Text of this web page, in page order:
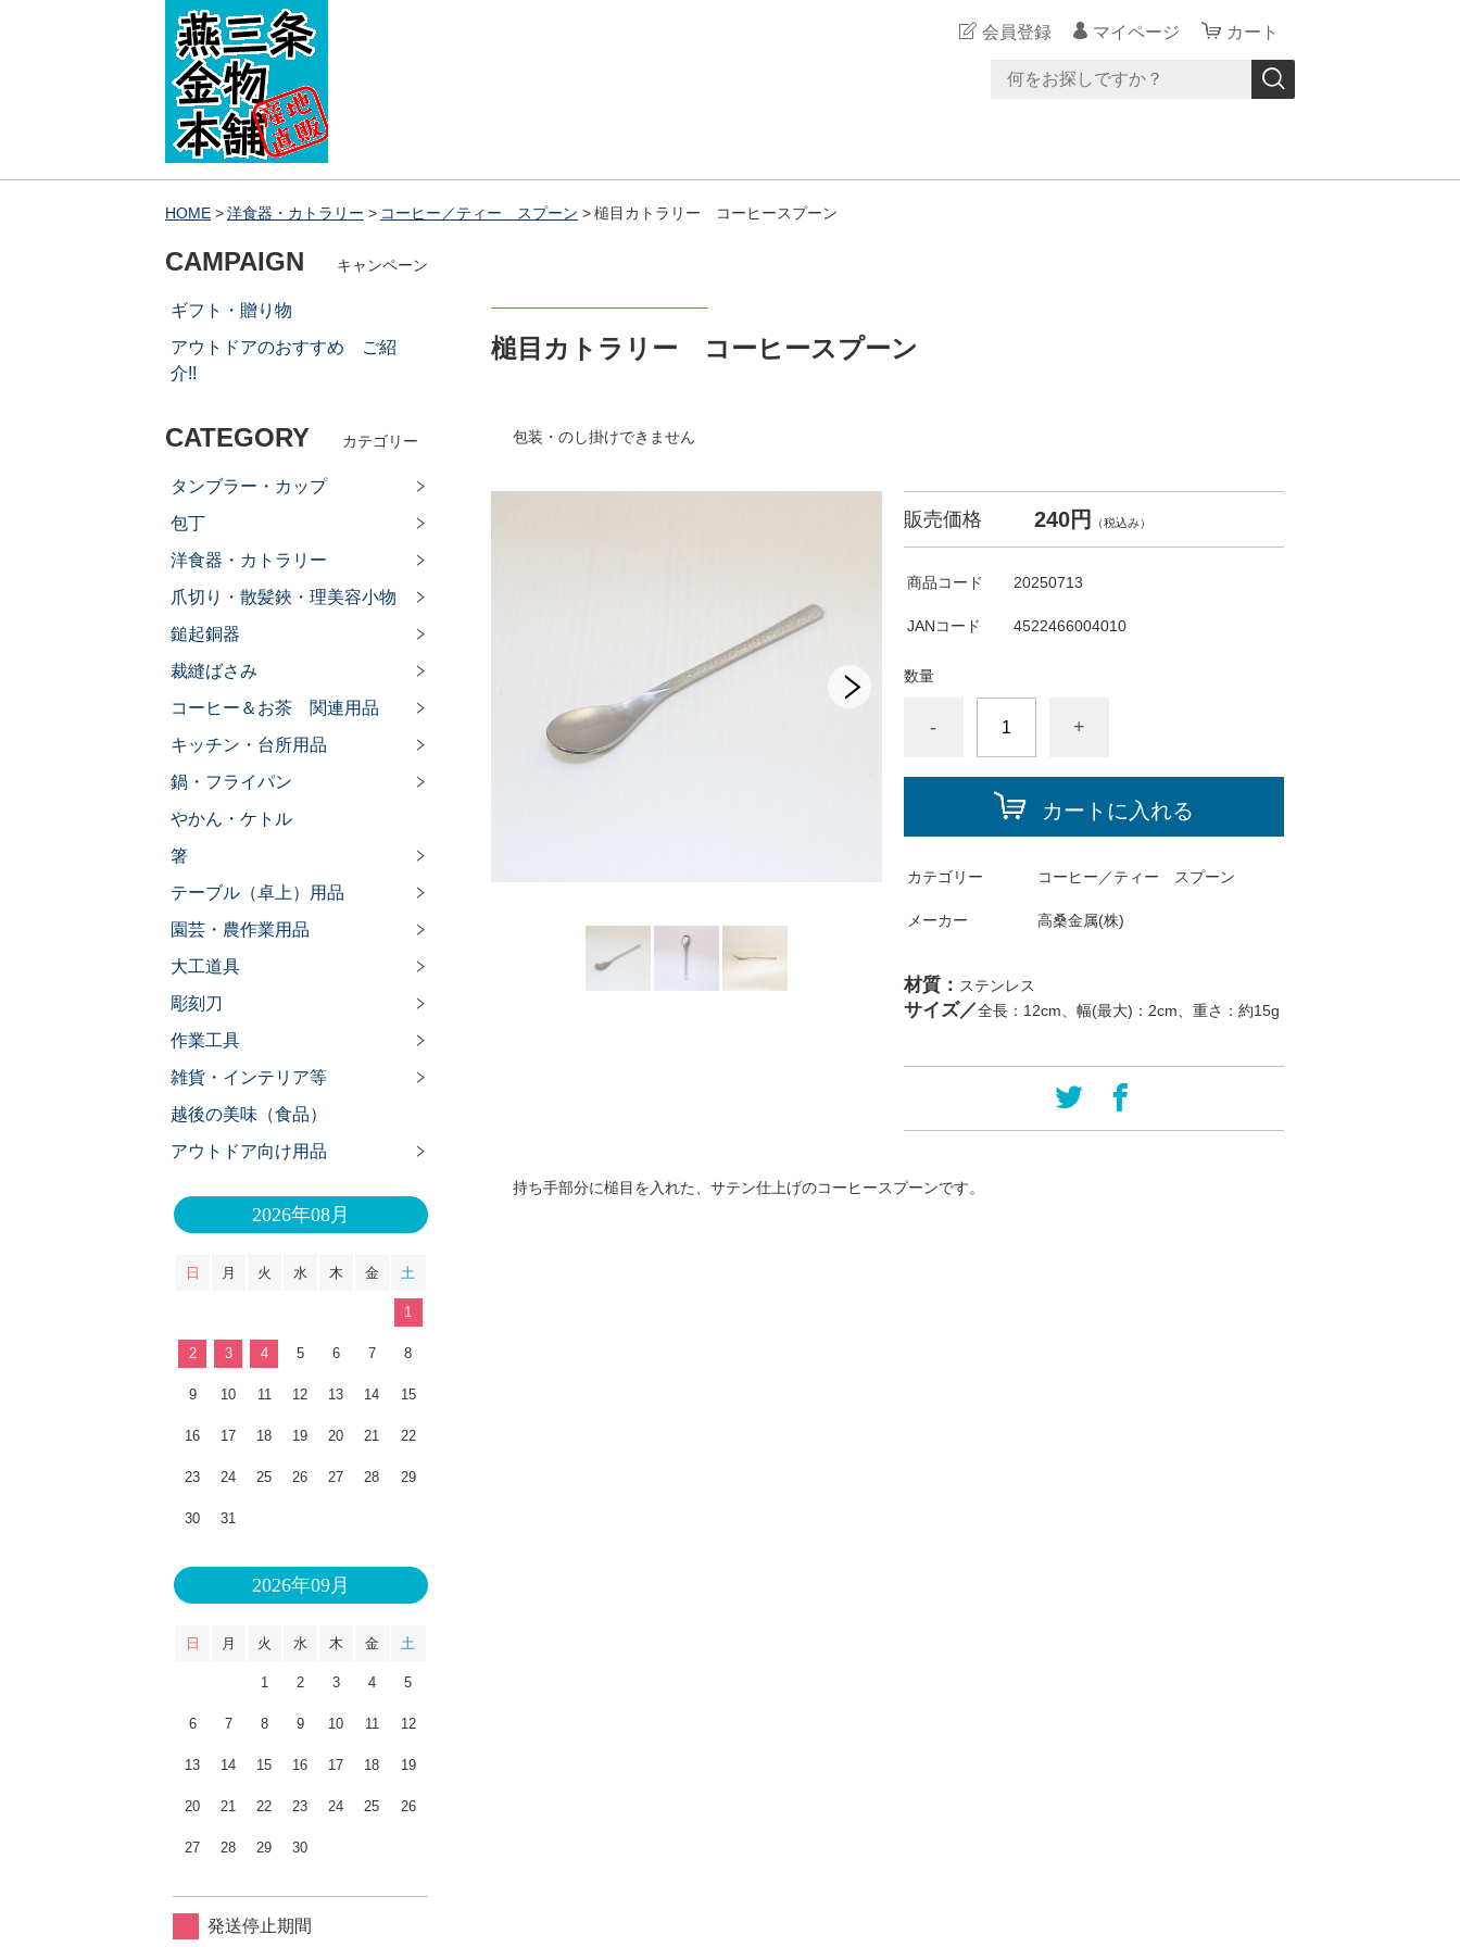
会員登録 マイページ カート
HOME 洋食器・カトラリー コーヒー／ティー スプーン 槌目カトラリー コーヒースプーン
槌目カトラリー コーヒースプーン
包装・のし掛けできません
販売価格 240円 （税込み）
商品コード 20250713
JANコード 4522466004010
数量
- +
カートに入れる
カテゴリー コーヒー／ティー スプーン
メーカー 高桑金属(株)
材質： ステンレス
サイズ／全長：12cm、幅(最大)：2cm、重さ：約15g
持ち手部分に槌目を入れた、サテン仕上げのコーヒースプーンです。
CAMPAIGN キャンペーン
ギフト・贈り物
アウトドアのおすすめ ご紹
介!!
CATEGORY カテゴリー
タンブラー・カップ
包丁
洋食器・カトラリー
爪切り・散髪鋏・理美容小物
鎚起銅器
裁縫ばさみ
コーヒー＆お茶 関連用品
キッチン・台所用品
鍋・フライパン
やかん・ケトル
箸
テーブル（卓上）用品
園芸・農作業用品
大工道具
彫刻刀
作業工具
雑貨・インテリア等
越後の美味（食品）
アウトドア向け用品
2026年08月
日 月 火 水 木 金 土
1
2 3 4 5 6 7 8
9 10 11 12 13 14 15
16 17 18 19 20 21 22
23 24 25 26 27 28 29
30 31
2026年09月
日 月 火 水 木 金 土
1 2 3 4 5
6 7 8 9 10 11 12
13 14 15 16 17 18 19
20 21 22 23 24 25 26
27 28 29 30
発送停止期間